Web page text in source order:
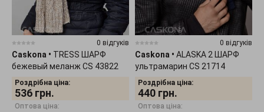
0 відгуків
Caskona • TRESS ШАРФ
бежевый меланж CS 43822
Роздрібна ціна:
536 грн.
Оптова ціна:
0 відгуків
Caskona • ALASKA 2 ШАРФ
ультрамарин CS 21714
Роздрібна ціна:
440 грн.
Оптова ціна: